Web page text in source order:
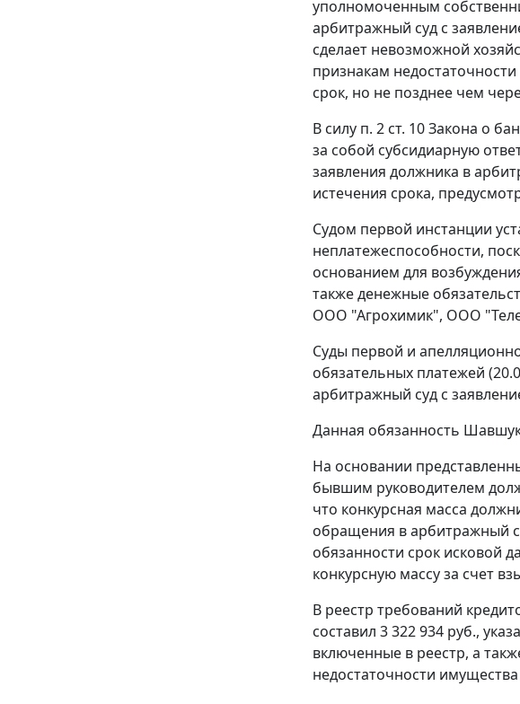
уполномоченным
арбитражный суд с
сделает невозможной
признакам
срок, но не позднее чем
В силу п. 2 ст. 10Закона о
за собой субсидиарную
заявления должника в
истечения срока,
Судом первой инстанции
неплатежеспособности,
основанием для
также денежные
ООО "Агрохимик", ООО
Суды первой и
обязательных платежей
арбитражный суд с
Данная обязанность
На основании
бывшим руководителем
что конкурсная масса
обращения в арбитражный
обязанности срок исковой
конкурсную массу за счет
В реестр требований
составил 3 322 934 руб.,
включенные в реестр, а
недостаточности